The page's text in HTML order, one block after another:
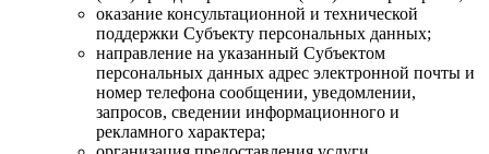
оказание консультационной и технической
поддержки Субъекту персональных данных;
направление на указанный Субъектом
персональных данных адрес электронной почты и
номер телефона сообщении, уведомлении,
запросов, сведении информационного и
рекламного характера;